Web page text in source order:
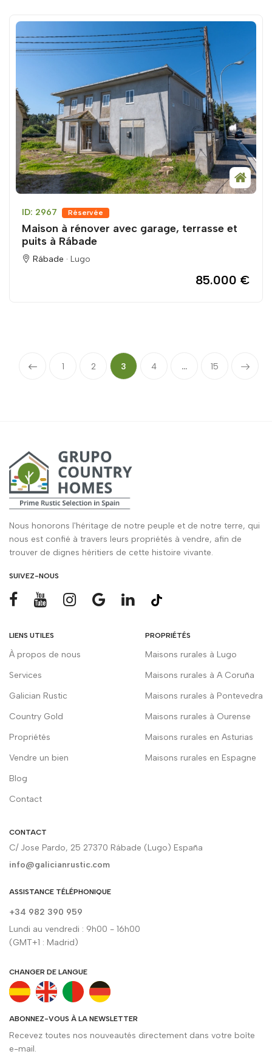
ID: 2967 Réservée
Maison à rénover avec garage, terrasse et
puits à Rábade
Rábade · Lugo
85.000 €
1 2 3 4 ... 15
Nous honorons l'héritage de notre peuple et de notre terre, qui
nous est confié à travers leurs propriétés à vendre, afin de
trouver de dignes héritiers de cette histoire vivante.
SUIVEZ-NOUS
LIENS UTILES
À propos de nous
Services
Galician Rustic
Country Gold
Propriétés
Vendre un bien
Blog
Contact
PROPRIÉTÉS
Maisons rurales à Lugo
Maisons rurales à A Coruña
Maisons rurales à Pontevedra
Maisons rurales à Ourense
Maisons rurales en Asturias
Maisons rurales en Espagne
CONTACT
C/ Jose Pardo, 25 27370 Rábade (Lugo) España
info@galicianrustic.com
ASSISTANCE TÉLÉPHONIQUE
+34 982 390 959
Lundi au vendredi : 9h00 - 16h00
(GMT+1 : Madrid)
CHANGER DE LANGUE
ABONNEZ-VOUS À LA NEWSLETTER
Recevez toutes nos nouveautés directement dans votre boîte
e-mail.